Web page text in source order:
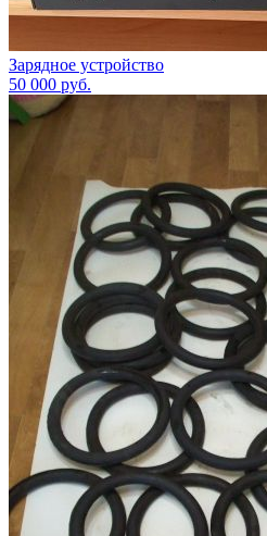
Зарядное устройство
50 000 руб.